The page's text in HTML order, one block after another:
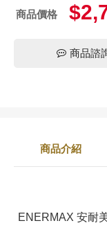
商品價格
商品諮
商品介紹
ENERMAX 安耐